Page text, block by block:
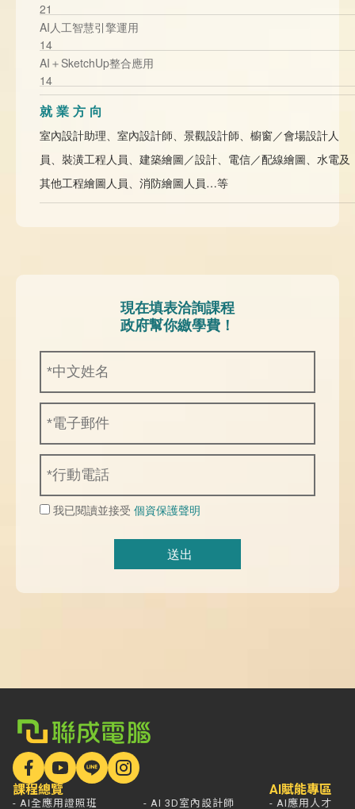
21
AI人工智慧引擎運用
14
AI＋SketchUp整合應用
14
就業方向
室內設計助理、室內設計師、景觀設計師、櫥窗／會場設計人
員、裝潢工程人員、建築繪圖／設計、電信／配線繪圖、水電及
其他工程繪圖人員、消防繪圖人員…等
現在填表洽詢課程
政府幫你繳學費！
我已閱讀並接受 個資保護聲明
課程總覽
- AI全應用證照班 - AI 3D室內設計師
AI賦能專區
- AI應用人才